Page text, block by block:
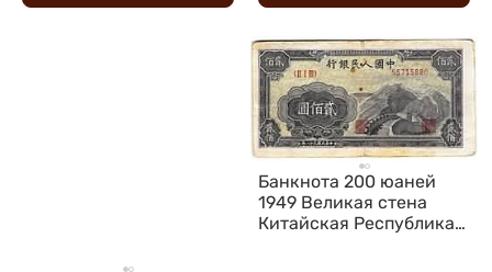
Банкнота 200 юаней
1949 Великая стена
Китайская Республика